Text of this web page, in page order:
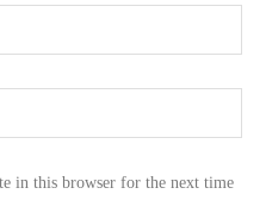
in this browser for the next time